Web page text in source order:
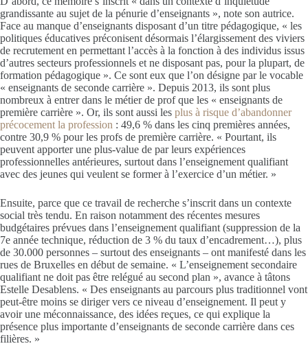
grandissante au sujet de la pénurie d’enseignants », note son autrice.
Face au manque d’enseignants disposant d’un titre pédagogique, « les
politiques éducatives préconisent désormais l’élargissement des viviers
de recrutement en permettant l’accès à la fonction à des individus issus
d’autres secteurs professionnels et ne disposant pas, pour la plupart, de
formation pédagogique ». Ce sont eux que l’on désigne par le vocable
« enseignants de seconde carrière ». Depuis 2013, ils sont plus
nombreux à entrer dans le métier de prof que les « enseignants de
première carrière ». Or, ils sont aussi les plus à risque d’abandonner
précocement la profession : 49,6 % dans les cinq premières années,
contre 30,9 % pour les profs de première carrière. « Pourtant, ils
peuvent apporter une plus-value de par leurs expériences
professionnelles antérieures, surtout dans l’enseignement qualifiant
avec des jeunes qui veulent se former à l’exercice d’un métier. »
Ensuite, parce que ce travail de recherche s’inscrit dans un contexte
social très tendu. En raison notamment des récentes mesures
budgétaires prévues dans l’enseignement qualifiant (suppression de la
7e année technique, réduction de 3 % du taux d’encadrement…), plus
de 30.000 personnes – surtout des enseignants – ont manifesté dans les
rues de Bruxelles en début de semaine. « L’enseignement secondaire
qualifiant ne doit pas être relégué au second plan », avance à tâtons
Estelle Desablens. « Des enseignants au parcours plus traditionnel vont
peut-être moins se diriger vers ce niveau d’enseignement. Il peut y
avoir une méconnaissance, des idées reçues, ce qui explique la
présence plus importante d’enseignants de seconde carrière dans ces
filières. »